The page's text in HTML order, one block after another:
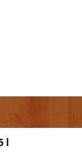
l